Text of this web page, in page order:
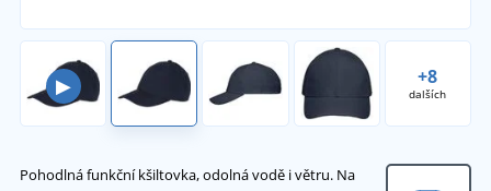
▶ +8
dalších
Pohodlná funkční kšiltovka, odolná vodě i větru. Na